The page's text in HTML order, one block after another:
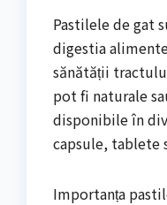
Pastilele de gat
digestia
sănătății
pot fi naturale
disponibile în
capsule, tablete
Importanța